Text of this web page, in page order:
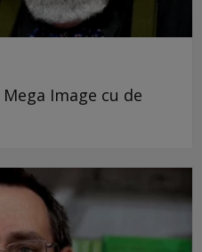
Image cu de